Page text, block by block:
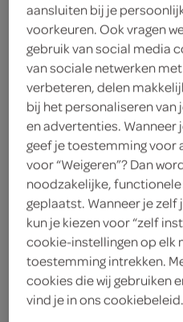
Brugse zot
Fles 33 Cl
Brugse zot
< 25
< 18
geen
330 Milliliter
Let op: aanbiedingen
aansluiten bij je
voorkeuren. Ook vragen
gebruik van social media
van sociale netwerken
verbeteren, delen
bij het personaliseren
en advertenties. Wanneer
geef je toestemming voor
voor “Weigeren”? Dan
noodzakelijke,
geplaatst. Wanneer je
kun je kiezen voor “zelf
cookie-instellingen op elk
toestemming intrekken.
cookies die wij gebruiken
vind je in ons cookiebeleid.